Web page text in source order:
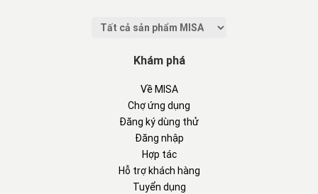
Khám phá
Về MISA
Chợ ứng dụng
Đăng ký dùng thử
Đăng nhập
Hợp tác
Hỗ trợ khách hàng
Tuyển dụng